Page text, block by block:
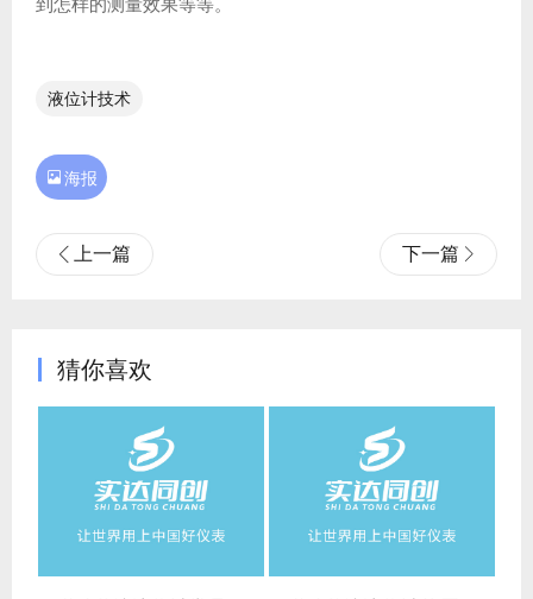
到怎样的测量效果等等。
液位计技术
海报
上一篇 下一篇
猜你喜欢